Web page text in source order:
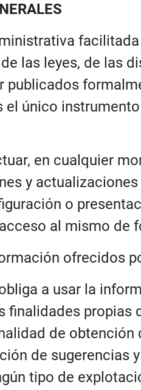
las leyes, de las
publicados
el único
en cualquier
y
o
al mismo de
ofrecidos
a usar la
finalidades propias
de
de sugerencias
tipo de